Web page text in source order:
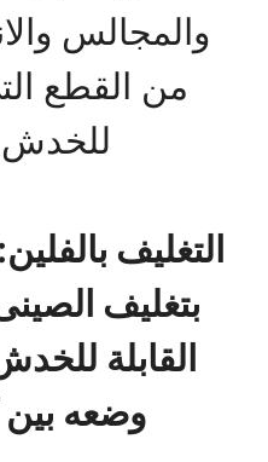
والمجالس
من القطع
للخدش
التغليف
بتغليف
القابلة
وضعه